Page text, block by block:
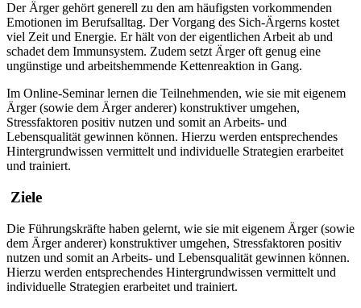
Der Ärger gehört generell zu den am häufigsten vorkommenden
Emotionen im Berufsalltag. Der Vorgang des Sich-Ärgerns kostet
viel Zeit und Energie. Er hält von der eigentlichen Arbeit ab und
schadet dem Immunsystem. Zudem setzt Ärger oft genug eine
ungünstige und arbeitshemmende Kettenreaktion in Gang.
Im Online-Seminar lernen die Teilnehmenden, wie sie mit eigenem
Ärger (sowie dem Ärger anderer) konstruktiver umgehen,
Stressfaktoren positiv nutzen und somit an Arbeits- und
Lebensqualität gewinnen können. Hierzu werden entsprechendes
Hintergrundwissen vermittelt und individuelle Strategien erarbeitet
und trainiert.
Ziele
Die Führungskräfte haben gelernt, wie sie mit eigenem Ärger (sowie
dem Ärger anderer) konstruktiver umgehen, Stressfaktoren positiv
nutzen und somit an Arbeits- und Lebensqualität gewinnen können.
Hierzu werden entsprechendes Hintergrundwissen vermittelt und
individuelle Strategien erarbeitet und trainiert.